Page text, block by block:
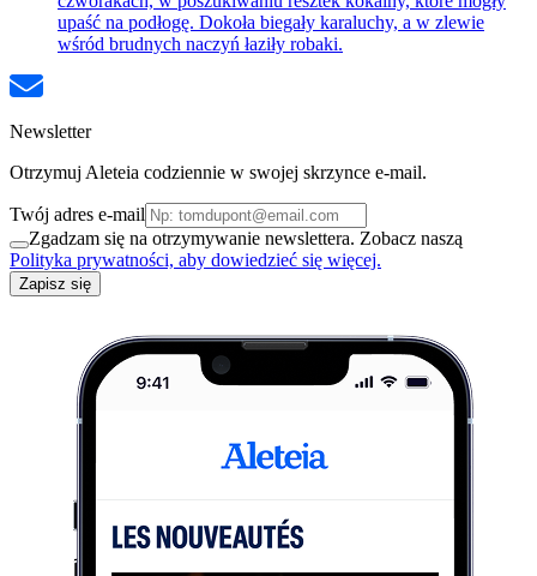
upaść na podłogę. Dokoła biegały karaluchy, a w zlewie
wśród brudnych naczyń łaziły robaki.
Newsletter
Otrzymuj Aleteia codziennie w swojej skrzynce e-mail.
Twój adres e-mail
Zgadzam się na otrzymywanie newslettera. Zobacz naszą
Polityka prywatności, aby dowiedzieć się więcej.
Zapisz się